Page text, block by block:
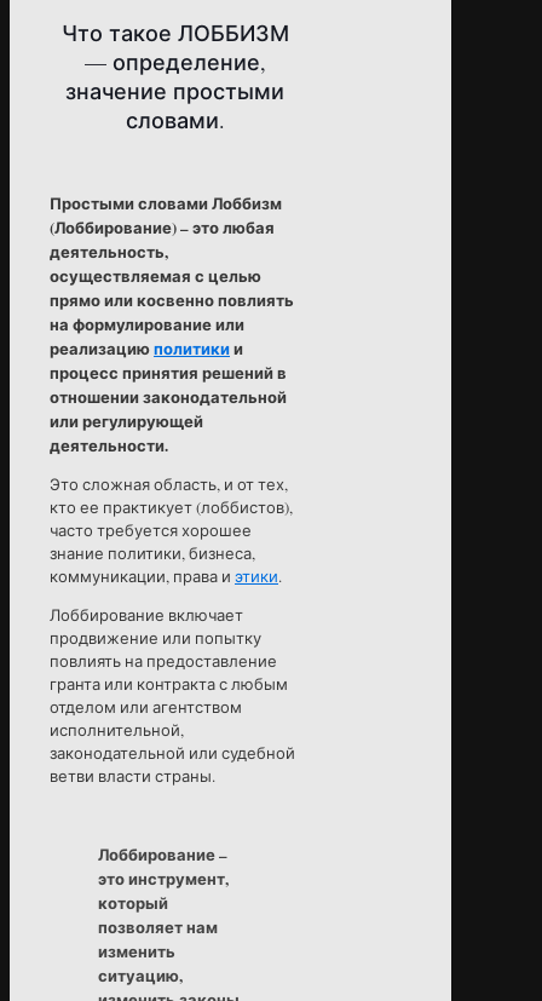
Что такое ЛОББИЗМ
— определение,
значение простыми
словами.
Простыми словами Лоббизм
(Лоббирование) – это любая
деятельность,
осуществляемая с целью
прямо или косвенно повлиять
на формулирование или
реализациюполитикии
процесс принятия решений в
отношении законодательной
или регулирующей
деятельности.
Это сложная область, и от тех,
кто ее практикует (лоббистов),
часто требуется хорошее
знание политики, бизнеса,
коммуникации, права и этики.
Лоббирование включает
продвижение или попытку
повлиять на предоставление
гранта или контракта с любым
отделом или агентством
исполнительной,
законодательной или судебной
ветви власти страны.
Лоббирование –
это инструмент,
который
позволяет нам
изменить
ситуацию,